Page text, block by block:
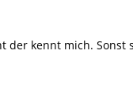
der kennt mich.